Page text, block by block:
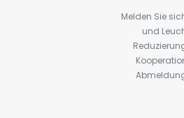
Melden Sie
und